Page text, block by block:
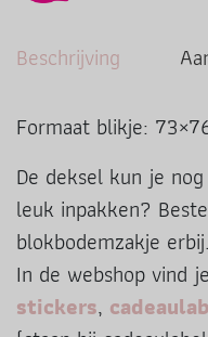
Beschrijving
Formaat blikje:
De deksel kun je
leuk inpakken?
blokbodemzakje erbij.
In de webshop vind
stickers,